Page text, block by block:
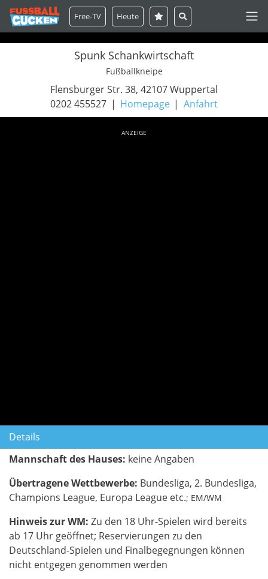
Free-TV Heute
Spunk Schankwirtschaft
Fußballkneipe
Flensburger Str. 38, 42107 Wuppertal
0202 455527
Homepage Anfahrt
ANZEIGE
Details
Mannschaft des Hauses: keine Angaben
Übertragene Wettbewerbe: Bundesliga, 2. Bundesliga,
Champions League, Europa League etc.; EM/WM
Hinweis zur WM: Zu den 18 Uhr-Spielen wird bereits
ab 17 Uhr geöffnet; Reservierungen zu den
Deutschland-Spielen und Finalbegegnungen können
nicht entgegen genommen werden